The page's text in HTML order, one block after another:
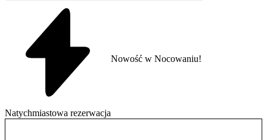
Natychmiastowa rezerwacja
Nowość w Nocowaniu!